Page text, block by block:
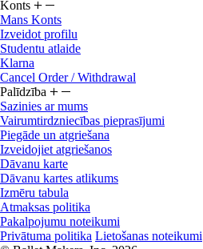
Konts
Mans Konts
Izveidot profilu
Studentu atlaide
Klarna
Cancel Order / Withdrawal
Palīdzība
Sazinies ar mums
Vairumtirdzniecības pieprasījumi
Piegāde un atgriešana
Izveidojiet atgriešanos
Dāvanu karte
Dāvanu kartes atlikums
Izmēru tabula
Atmaksas politika
Pakalpojumu noteikumi
Privātuma politika Lietošanas noteikumi